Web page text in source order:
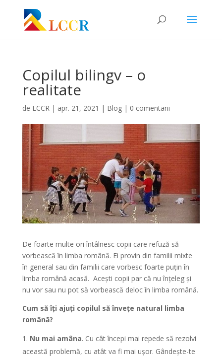
Copilul bilingv – o
realitate
de LCCR| apr. 21, 2021 | Blog| 0 comentarii
De foarte multe ori întâlnesc copii care refuză să
vorbească în limba română. Ei provin din familii mixte
în general sau din familii care vorbesc foarte puțin în
limba română acasă. Acești copii par că nu înțeleg și
nu vor sau nu pot să vorbească deloc în limba română.
Cum să îți ajuți copilul să învețe natural limba
română?
Nu mai amâna. Cu cât începi mai repede să rezolvi
această problemă, cu atât va fi mai ușor. Gândește-te